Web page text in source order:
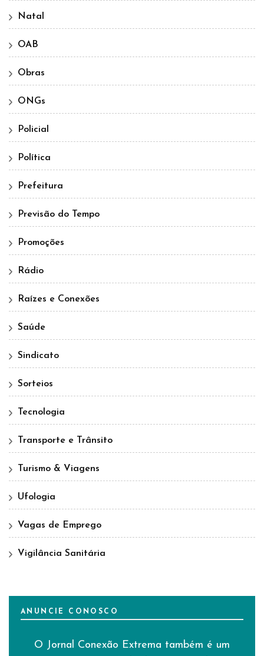
Natal
OAB
Obras
ONGs
Policial
Política
Prefeitura
Previsão do Tempo
Promoções
Rádio
Raízes e Conexões
Saúde
Sindicato
Sorteios
Tecnologia
Transporte e Trânsito
Turismo & Viagens
Ufologia
Vagas de Emprego
Vigilância Sanitária
ANUNCIE CONOSCO
O Jornal Conexão Extrema também é um